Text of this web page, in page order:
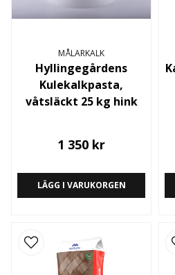
MÅLARKALK
Hyllingegårdens
Kulekalkpasta,
våtsläckt 25 kg hink
1 350 kr
LÄGG I VARUKORGEN